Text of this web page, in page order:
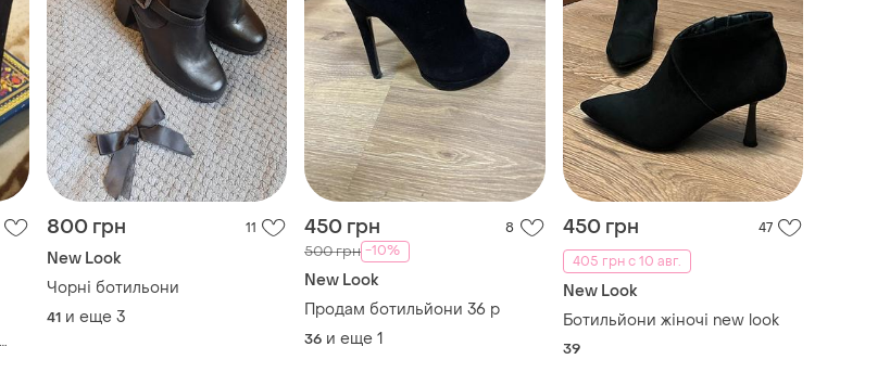
800 грн 11
New Look
Чорні ботильони
41 и еще 3
450 грн 8
500 грн -10%
New Look
Продам ботильйони 36 р
36 и еще 1
450 грн
47
405 грн с 10 авг.
New Look
Ботильйони жіночі new look
39